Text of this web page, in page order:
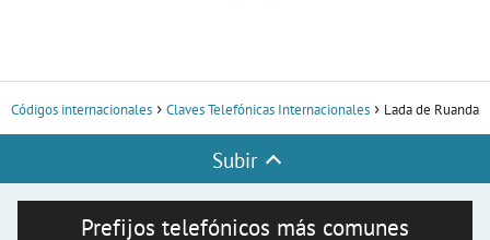
Códigos internacionales Claves Telefónicas Internacionales Lada de Ruanda
Subir
Prefijos telefónicos más comunes